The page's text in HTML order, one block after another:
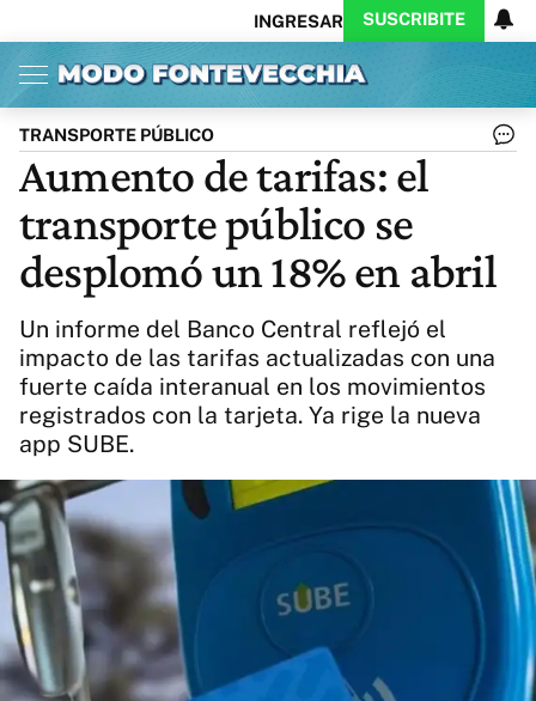
INGRESAR SUSCRIBITE
Inicio Ahora
Opinión
Política
Ciencia
Protagonistas
Cultura
Arte
Educación
CARAS
Exitoina
Turismo
Videos
Córdoba
Reperfilar
Business
Noticias
Caras
Exitoina
Gaming
Vivo
Diario del Juicio
Actualidad
TRANSPORTE PÚBLICO
Aumento de tarifas: el
transporte público se
desplomó un 18% en abril
Un informe del Banco Central reflejó el
impacto de las tarifas actualizadas con una
fuerte caída interanual en los movimientos
registrados con la tarjeta. Ya rige la nueva
app SUBE.